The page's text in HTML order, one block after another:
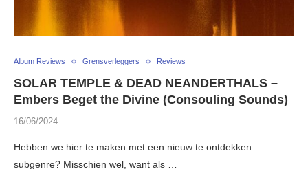
Album Reviews Grensverleggers Reviews
SOLAR TEMPLE & DEAD NEANDERTHALS –
Embers Beget the Divine (Consouling Sounds)
16/06/2024
Hebben we hier te maken met een nieuw te ontdekken
subgenre? Misschien wel, want als …